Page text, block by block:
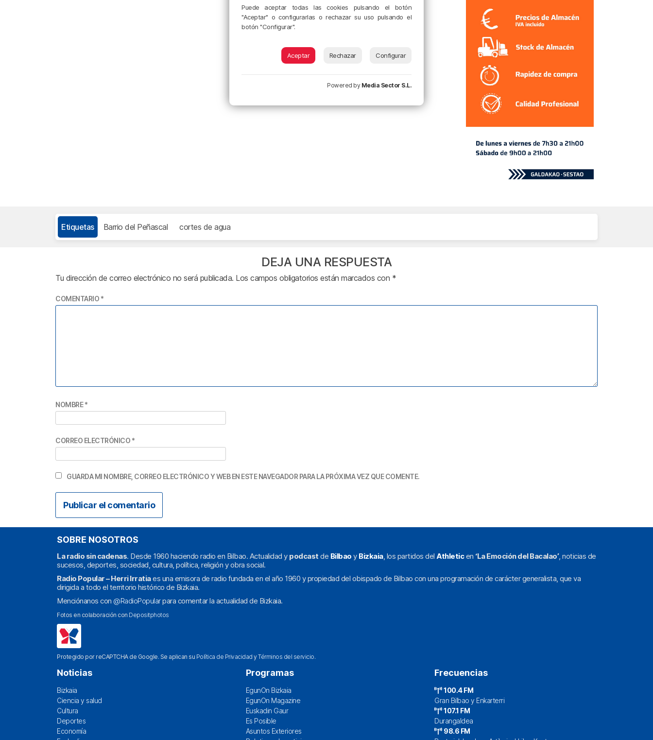
Etiquetas Barrio del Peñascal cortes de agua
DEJA UNA RESPUESTA
Tu dirección de correo electrónico no será publicada. Los campos obligatorios están marcados con *
COMENTARIO *
NOMBRE*
CORREO ELECTRÓNICO *
GUARDA MI NOMBRE, CORREO ELECTRÓNICO Y WEB EN ESTE NAVEGADOR PARA LA PRÓXIMA VEZ QUE COMENTE.
SOBRE NOSOTROS
La radio sin cadenas. Desde 1960 haciendo radio en Bilbao. Actualidad y podcast de Bilbao y Bizkaia, los partidos del Athleticen ‘La Emoción del Bacalao’, noticias de
sucesos, deportes, sociedad, cultura, política, religión y obra social.
Radio Popular – Herri Irratiaes una emisora de radio fundada en el año 1960 y propiedad del obispado de Bilbao con una programación de carácter generalista, que va
dirigida a todo el territorio histórico de Bizkaia.
Menciónanos con @RadioPopularpara comentar la actualidad de Bizkaia.
Fotos en colaboración con Depositphotos
Protegido por reCAPTCHA de Google. Se aplican su Política de Privacidad yTérminos del servicio.
Noticias
Bizkaia
Ciencia y salud
Cultura
Deportes
Economía
Programas
EgunOn Bizkaia
EgunOn Magazine
Euskadin Gaur
Es Posible
Asuntos Exteriores
Frecuencias
100.4 FM
Gran Bilbao y Enkarterri
107.1 FM
Durangaldea
98.6 FM
Puede aceptar todas las cookies pulsando el botón
"Aceptar" o configurarlas o rechazar su uso pulsando el
botón "Configurar".
Aceptar Rechazar Configurar
Powered by Media Sector S.L.